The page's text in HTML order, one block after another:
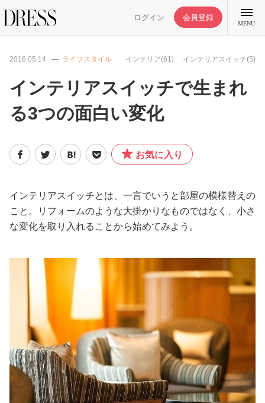
ログイン 会員登録
MENU
特集記事
DRESS部活
ファッション
美容/健康
ワークスタイル
妊娠/出産/家族
ココロ/カラダ
2016.05.14 ライフスタイル インテリア(61) インテリアスイッチ(5)
インテリアスイッチで生まれ
る3つの面白い変化
お気に入り
インテリアスイッチとは、一言でいうと部屋の模様替えの
こと。リフォームのような大掛かりなものではなく、小さ
な変化を取り入れることから始めてみよう。